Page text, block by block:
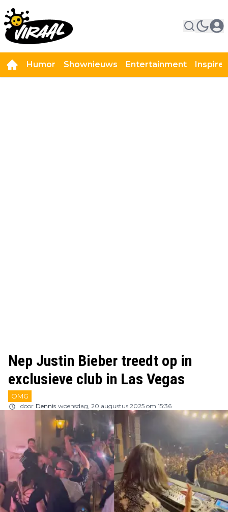
Humor Shownieuws Entertainment
Nep Justin Bieber treedt op in
exclusieve club in Las Vegas
OMG
door Dennis woensdag, 20 augustus 2025 om 15:36